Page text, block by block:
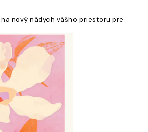
nový nádych vášho priestoru pre